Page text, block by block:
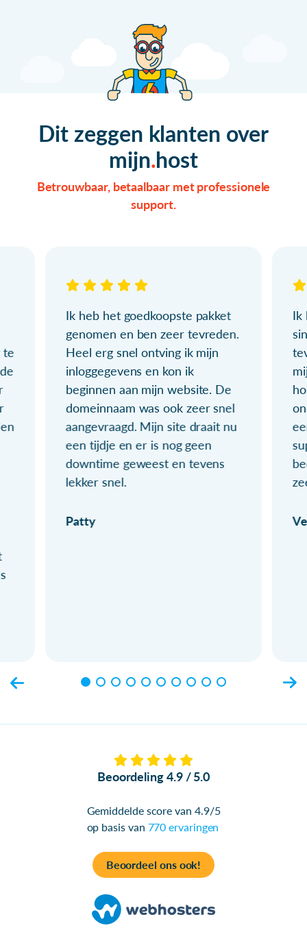
Dit zeggen klanten over
mijn host
Betrouwbaar, betaalbaar met professionele
support.
te
Ik heb het goedkoopste pakket
genomen en ben zeer tevreden.
Heel erg snel ontving ik mijn
inloggegevens en kon ik
beginnen aan mijn website. De
domeinnaam was ook zeer snel
aangevraagd. Mijn site draait nu
een tijdje en er is nog geen
downtime geweest en tevens
lekker snel.
Patty
Ik
Beoordeling 4.9 / 5.0
Gemiddelde score van 4.9/5
op basis van 770 ervaringen
Beoordeel ons ook!